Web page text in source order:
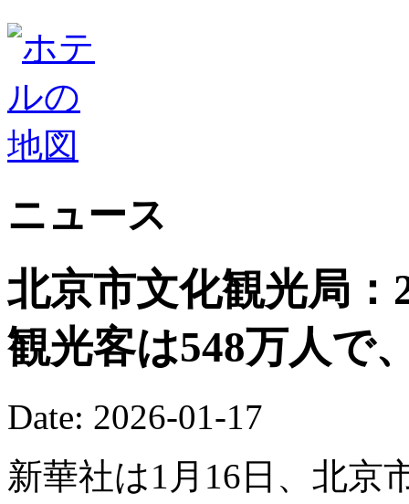
ニュース
北京市文化観光局
観光客は548万人で
Date: 2026-01-17
新華社は1月16日、北京